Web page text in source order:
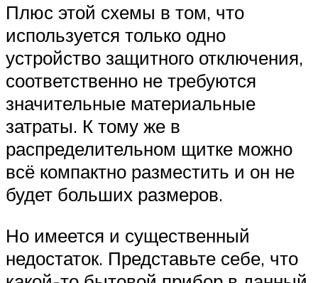
Плюс этой схемы в том, что
используется только одно
устройство защитного отключения,
соответственно не требуются
значительные материальные
затраты. К тому же в
распределительном щитке можно
всё компактно разместить и он не
будет больших размеров.
Но имеется и существенный
недостаток. Представьте себе, что